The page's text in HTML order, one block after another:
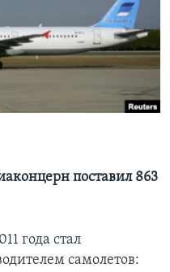
поставил 863
года стал
самолетов: